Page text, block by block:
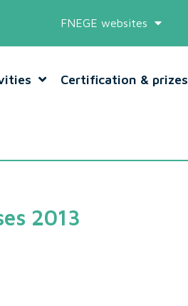
FNEGE websites
Certification & prizes
2013